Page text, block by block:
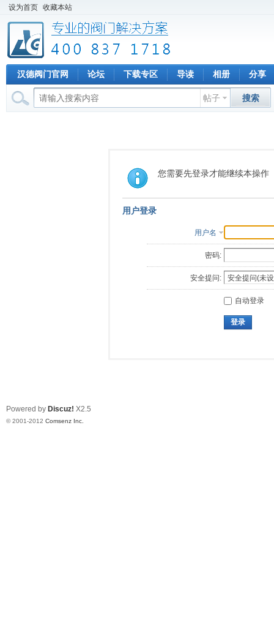
设为首页 收藏本站
汉德阀门官网 论坛 下载专区 导读 相册 分享
帖子 搜索
您需要先登录才能继续本操作
用户登录
用户名
密码:
安全提问:
自动登录
登录
Powered by Discuz! X2.5
© 2001-2012 Comsenz Inc.